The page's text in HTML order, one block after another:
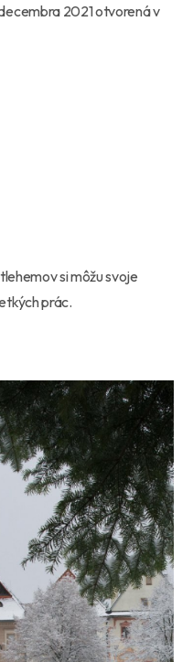
2021 otvorená v
si môžu svoje
prác.